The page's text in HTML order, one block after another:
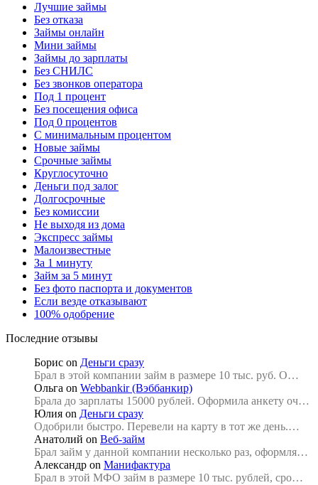
Лучшие займы
Без отказа
Займы онлайн
Мини займы
Займы до зарплаты
Без СНИЛС
Без звонков оператора
Под 1 процент
Без посещения офиса
Под 0 процентов
С минимальным процентом
Новые займы
Срочные займы
Круглосуточно
Деньги под залог
Долгосрочные
Без комиссии
Не выходя из дома
Экспресс займы
Малоизвестные
За 1 минуту
Займ за 5 минут
Без фото паспорта и документов
Если везде отказывают
100% одобрение
Последние отзывы
Борис on Деньги сразу
Брал в этой компании займ в размере 10 тыс. руб. О…
Ольга on Webbankir (Вэббанкир)
Брала до зарплаты 15000 рублей. Оформила анкету оч…
Юлия on Деньги сразу
Одобрили быстро. Перевели на карту в тот же день.…
Анатолий on Веб-займ
Брал займ у данной компании несколько раз, оформля…
Александр on Манифактура
Брал в этой МФО займ в размере 10 тыс. рублей, сро…